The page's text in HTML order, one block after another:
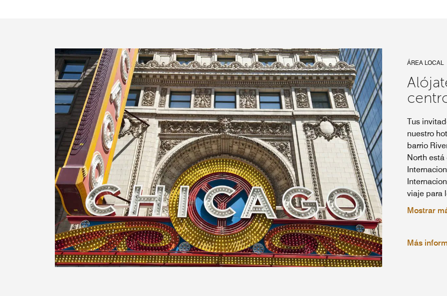
ÁREA LOCAL
Tus
nuestro
barrio
North
viaje para
Mostrar
Más